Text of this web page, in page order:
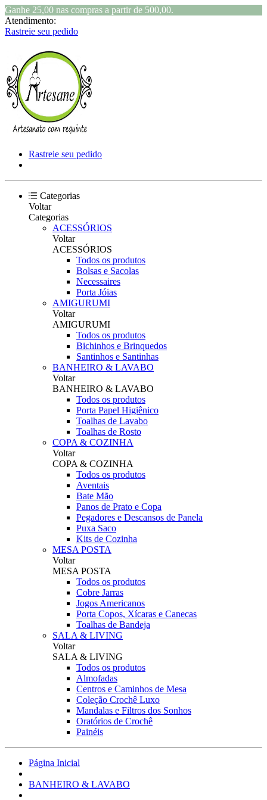
Ganhe 25,00 nas compras a partir de 500,00.
Atendimento:
Rastreie seu pedido
Rastreie seu pedido
Categorias
Voltar
Categorias
ACESSÓRIOS
Voltar
ACESSÓRIOS
Todos os produtos
Bolsas e Sacolas
Necessaires
Porta Jóias
AMIGURUMI
Voltar
AMIGURUMI
Todos os produtos
Bichinhos e Brinquedos
Santinhos e Santinhas
BANHEIRO & LAVABO
Voltar
BANHEIRO & LAVABO
Todos os produtos
Porta Papel Higiênico
Toalhas de Lavabo
Toalhas de Rosto
COPA & COZINHA
Voltar
COPA & COZINHA
Todos os produtos
Aventais
Bate Mão
Panos de Prato e Copa
Pegadores e Descansos de Panela
Puxa Saco
Kits de Cozinha
MESA POSTA
Voltar
MESA POSTA
Todos os produtos
Cobre Jarras
Jogos Americanos
Porta Copos, Xícaras e Canecas
Toalhas de Bandeja
SALA & LIVING
Voltar
SALA & LIVING
Todos os produtos
Almofadas
Centros e Caminhos de Mesa
Coleção Crochê Luxo
Mandalas e Filtros dos Sonhos
Oratórios de Crochê
Painéis
Página Inicial
BANHEIRO & LAVABO